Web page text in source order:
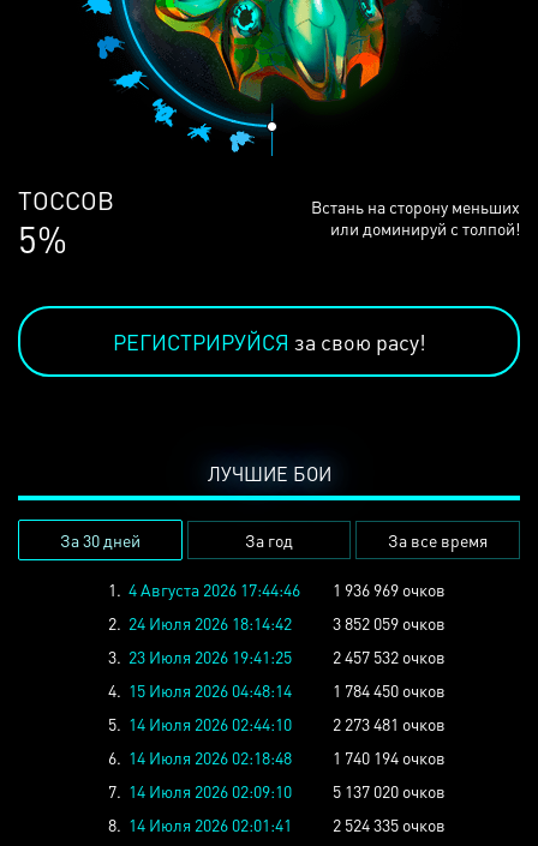
ЛЮДЕЙ
68%
Встань на сторону меньших
или доминируй с толпой!
РЕГИСТРИРУЙСЯ за свою расу!
ЛУЧШИЕ БОИ
За 30 дней За год За все время
1. 4 Августа 2026 17:44:46
1 936 969 очков
2. 24 Июля 2026 18:14:42
3 852 059 очков
3. 23 Июля 2026 19:41:25
2 457 532 очков
4. 15 Июля 2026 04:48:14
1 784 450 очков
5. 14 Июля 2026 02:44:10
2 273 481 очков
6. 14 Июля 2026 02:18:48
1 740 194 очков
7. 14 Июля 2026 02:09:10
5 137 020 очков
8. 14 Июля 2026 02:01:41
2 524 335 очков